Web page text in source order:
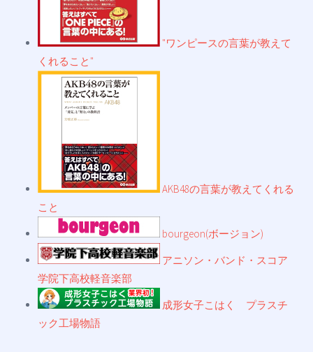
"ワンピースの言葉が教えて
くれること"
AKB48の言葉が教えてくれる
こと
bourgeon(ボージョン)
アニソン・バンド・スコア
学院下高校軽音楽部
成形女子こはく プラスチ
ック工場物語